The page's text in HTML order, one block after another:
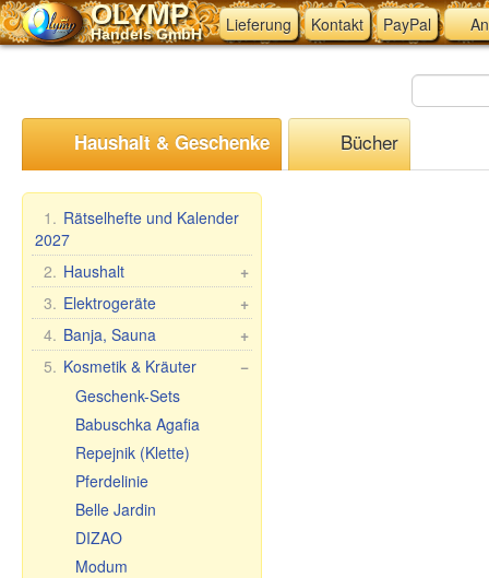
OLYMP
Handels GmbH Lieferung Kontakt PayPal
Haushalt & Geschenke Bücher
1. Rätselhefte und Kalender
2027
+
2. Haushalt
Mangal, Grills
Spieße
Dampfkocher
Haushaltswaren
Waschen und Reinigen
Teig- &
Maultaschenformen &
Zubehör
Tischdecken
Fleischwölfe und
Zubehör
+
3. Elektrogeräte
Küchen-Elektrogeräte
Andere Elektrogeräte
+
4. Banja, Sauna
Saunareisig
Saunabekleidung
Saunazubehör
Kosmetik
Sauna/Badewanne
−
5. Kosmetik & Kräuter
Geschenk-Sets
Babuschka Agafia
Repejnik (Klette)
Pferdelinie
Belle Jardin
DIZAO
Modum